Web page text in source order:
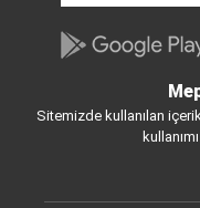
Sitemizde kullanılan